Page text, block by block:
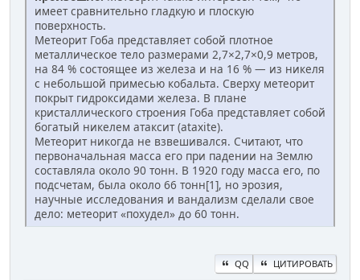
имеет сравнительно гладкую и плоскую
поверхность.
Метеорит Гоба представляет собой плотное
металлическое тело размерами 2,7×2,7×0,9 метров,
на 84 % состоящее из железа и на 16 % — из никеля
с небольшой примесью кобальта. Сверху метеорит
покрыт гидроксидами железа. В плане
кристаллического строения Гоба представляет собой
богатый никелем атаксит (ataxite).
Метеорит никогда не взвешивался. Считают, что
первоначальная масса его при падении на Землю
составляла около 90 тонн. В 1920 году масса его, по
подсчетам, была около 66 тонн[1], но эрозия,
научные исследования и вандализм сделали свое
дело: метеорит «похудел» до 60 тонн.
QQ ЦИТИРОВАТЬ